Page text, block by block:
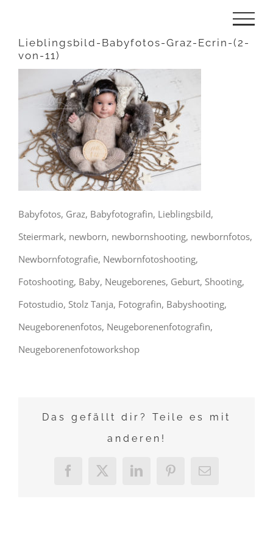
springen
Lieblingsbild-Babyfotos-Graz-Ecrin-(2-
von-11)
Babyfotos, Graz, Babyfotografin, Lieblingsbild,
Steiermark, newborn, newbornshooting, newbornfotos,
Newbornfotografie, Newbornfotoshooting,
Fotoshooting, Baby, Neugeborenes, Geburt, Shooting,
Fotostudio, Stolz Tanja, Fotografin, Babyshooting,
Neugeborenenfotos, Neugeborenenfotografin,
Neugeborenenfotoworkshop
Das gefällt dir? Teile es mit
anderen!
Facebook
X LinkedInPinterest
E-